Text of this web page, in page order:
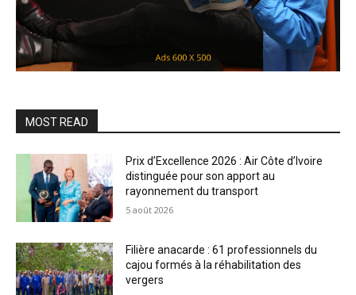
MOST READ
Prix d’Excellence 2026 : Air Côte d’Ivoire
distinguée pour son apport au
rayonnement du transport
5 août 2026
Filière anacarde : 61 professionnels du
cajou formés à la réhabilitation des
vergers